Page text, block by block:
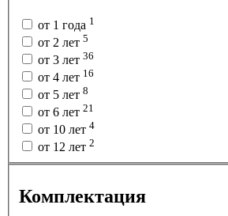
от 1 года 1
от 2 лет 5
от 3 лет 36
от 4 лет 16
от 5 лет 8
от 6 лет 21
от 10 лет 4
от 12 лет 2
Комплектация